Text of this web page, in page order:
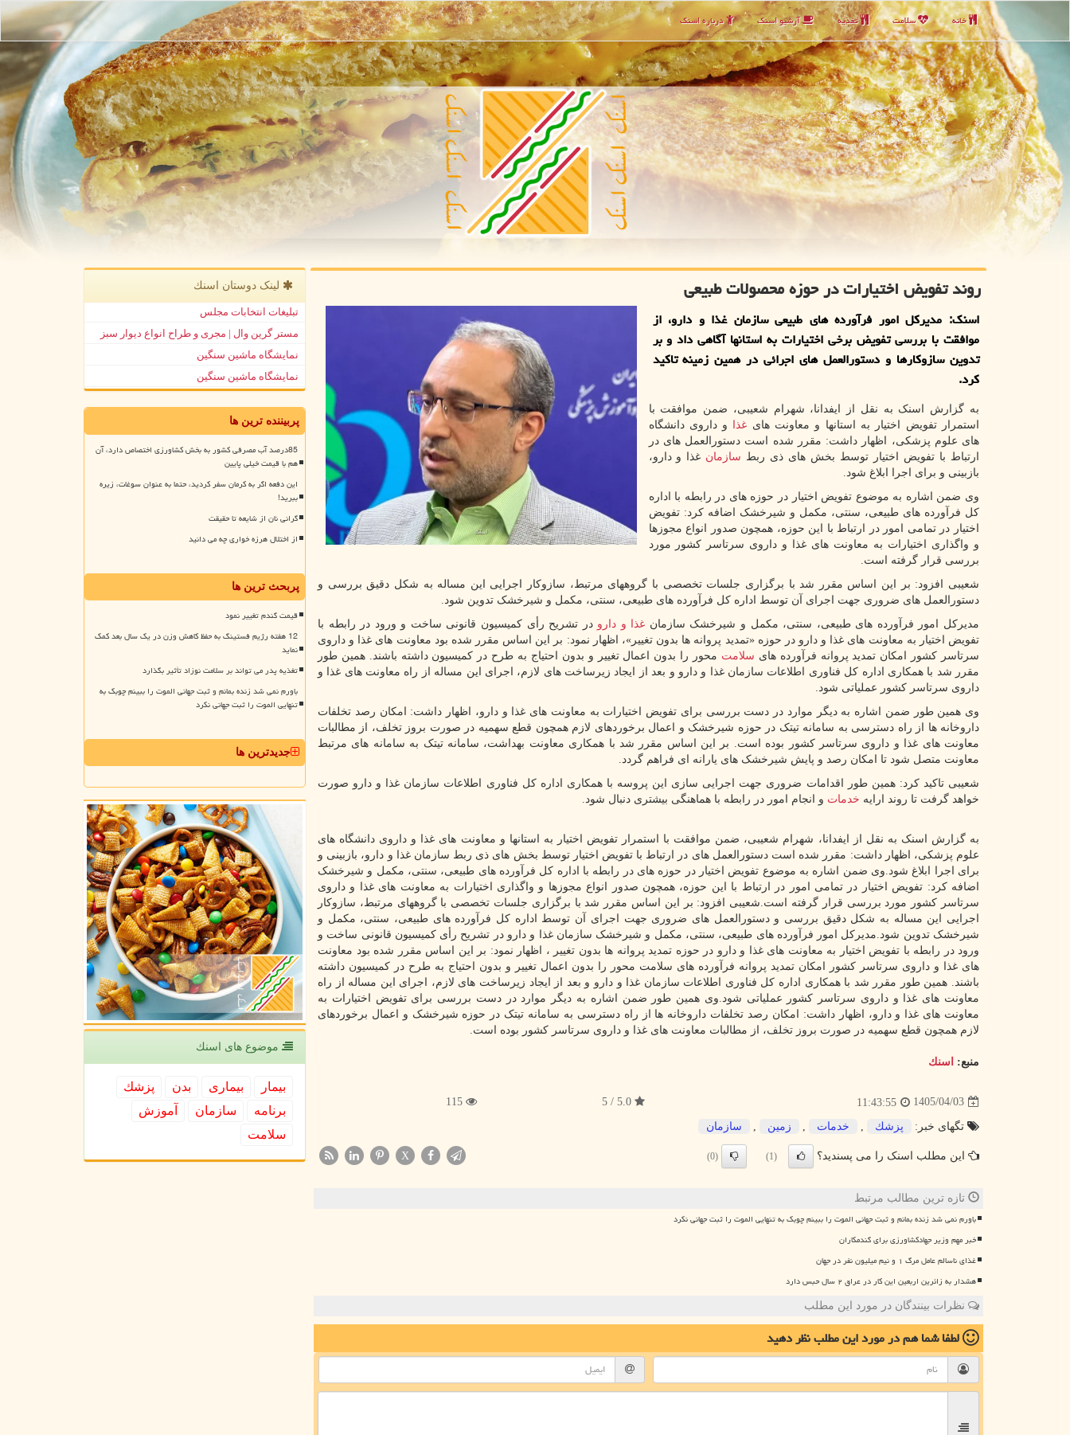
خانه سلامت تغذیه آرشیو اسنك درباره اسنك
روند تفویض اختیارات در حوزه محصولات طبیعی
اسنک: مدیرکل امور فرآورده های طبیعی سازمان غذا و دارو، از
موافقت با بررسی تفویض برخی اختیارات به استانها آگاهی داد و بر
تدوین سازوکارها و دستورالعمل های اجرائی در همین زمینه تاکید
کرد.
به گزارش اسنک به نقل از ایفدانا، شهرام شعیبی، ضمن موافقت با
استمرار تفویض اختیار به استانها و معاونت های غذا
و داروی دانشگاه
های علوم پزشکی، اظهار داشت: مقرر شده است دستورالعمل های در
ارتباط با تفویض اختیار توسط بخش های ذی ربط سازمان غذا و دارو،
بازبینی و برای اجرا ابلاغ شود.
وی ضمن اشاره به موضوع تفویض اختیار در حوزه های در رابطه با اداره
کل فرآورده های طبیعی، سنتی، مکمل و شیرخشک اضافه کرد: تفویض
اختیار در تمامی امور در ارتباط با این حوزه، همچون صدور انواع مجوزها
و واگذاری اختیارات به معاونت های غذا و داروی سرتاسر کشور مورد
بررسی قرار گرفته است.
شعیبی افزود: بر این اساس مقرر شد با برگزاری جلسات تخصصی با گروههای مرتبط، سازوکار اجرایی این مساله به شکل دقیق بررسی و
دستورالعمل های ضروری جهت اجرای آن توسط اداره کل فرآورده های طبیعی، سنتی، مکمل و شیرخشک تدوین شود.
مدیرکل امور فرآورده های طبیعی، سنتی، مکمل و شیرخشک سازمان غذا و دارو در تشریح رأی کمیسیون قانونی ساخت و ورود در رابطه با
تفویض اختیار به معاونت های غذا و دارو در حوزه «تمدید پروانه ها بدون تغییر»، اظهار نمود: بر این اساس مقرر شده بود معاونت های غذا و داروی
سرتاسر کشور امکان تمدید پروانه فرآورده های سلامت محور را بدون اعمال تغییر و بدون احتیاج به طرح در کمیسیون داشته باشند. همین طور
مقرر شد با همکاری اداره کل فناوری اطلاعات سازمان غذا و دارو و بعد از ایجاد زیرساخت های لازم، اجرای این مساله از راه معاونت های غذا و
داروی سرتاسر کشور عملیاتی شود.
وی همین طور ضمن اشاره به دیگر موارد در دست بررسی برای تفویض اختیارات به معاونت های غذا و دارو، اظهار داشت: امکان رصد تخلفات
داروخانه ها از راه دسترسی به سامانه تیتک در حوزه شیرخشک و اعمال برخوردهای لازم همچون قطع سهمیه در صورت بروز تخلف، از مطالبات
معاونت های غذا و داروی سرتاسر کشور بوده است. بر این اساس مقرر شد با همکاری معاونت بهداشت، سامانه تیتک به سامانه های مرتبط
معاونت متصل شود تا امکان رصد و پایش شیرخشک های یارانه ای فراهم گردد.
شعیبی تاکید کرد: همین طور اقدامات ضروری جهت اجرایی سازی این پروسه با همکاری اداره کل فناوری اطلاعات سازمان غذا و دارو صورت
خواهد گرفت تا روند ارایه خدمات و انجام امور در رابطه با هماهنگی بیشتری دنبال شود.
به گزارش اسنک به نقل از ایفدانا، شهرام شعیبی، ضمن موافقت با استمرار تفویض اختیار به استانها و معاونت های غذا و داروی دانشگاه های
علوم پزشکی، اظهار داشت: مقرر شده است دستورالعمل های در ارتباط با تفویض اختیار توسط بخش های ذی ربط سازمان غذا و دارو، بازبینی و
برای اجرا ابلاغ شود.وی ضمن اشاره به موضوع تفویض اختیار در حوزه های در رابطه با اداره کل فرآورده های طبیعی، سنتی، مکمل و شیرخشک
اضافه کرد: تفویض اختیار در تمامی امور در ارتباط با این حوزه، همچون صدور انواع مجوزها و واگذاری اختیارات به معاونت های غذا و داروی
سرتاسر کشور مورد بررسی قرار گرفته است.شعیبی افزود: بر این اساس مقرر شد با برگزاری جلسات تخصصی با گروههای مرتبط، سازوکار
اجرایی این مساله به شکل دقیق بررسی و دستورالعمل های ضروری جهت اجرای آن توسط اداره کل فرآورده های طبیعی، سنتی، مکمل و
شیرخشک تدوین شود.مدیرکل امور فرآورده های طبیعی، سنتی، مکمل و شیرخشک سازمان غذا و دارو در تشریح رأی کمیسیون قانونی ساخت و
ورود در رابطه با تفویض اختیار به معاونت های غذا و دارو در حوزه تمدید پروانه ها بدون تغییر ، اظهار نمود: بر این اساس مقرر شده بود معاونت
های غذا و داروی سرتاسر کشور امکان تمدید پروانه فرآورده های سلامت محور را بدون اعمال تغییر و بدون احتیاج به طرح در کمیسیون داشته
باشند. همین طور مقرر شد با همکاری اداره کل فناوری اطلاعات سازمان غذا و دارو و بعد از ایجاد زیرساخت های لازم، اجرای این مساله از راه
معاونت های غذا و داروی سرتاسر کشور عملیاتی شود.وی همین طور ضمن اشاره به دیگر موارد در دست بررسی برای تفویض اختیارات به
معاونت های غذا و دارو، اظهار داشت: امکان رصد تخلفات داروخانه ها از راه دسترسی به سامانه تیتک در حوزه شیرخشک و اعمال برخوردهای
لازم همچون قطع سهمیه در صورت بروز تخلف، از مطالبات معاونت های غذا و داروی سرتاسر کشور بوده است.
منبع: اسنك
1405/04/03
11:43:55
5.0 / 5
115
تگهای خبر: پزشك خدمات زمین سازمان
این مطلب اسنک را می پسندید؟ (1)
(0)
X
تازه ترین مطالب مرتبط
باورم نمی شد زنده بمانم و ثبت جهانی الموت را ببینم چوبک به تنهایی الموت را ثبت جهانی نکرد
خبر مهم وزیر جهادکشاورزی برای گندمکاران
غذای ناسالم عامل مرگ ۱ و نیم میلیون نفر در جهان
هشدار به زائرین اربعین این کار در عراق ۲ سال حبس دارد
نظرات بینندگان در مورد این مطلب
لطفا شما همدر مورد این مطلبنظر دهید
لینک دوستان اسنك
تبلیغات انتخابات مجلس
مستر گرین وال | مجری و طراح انواع دیوار سبز
نمایشگاه ماشین سنگین
نمایشگاه ماشین سنگین
پربیننده ترین ها
85درصد آب مصرفی کشور به بخش کشاورزی اختصاص دارد، آن
هم با قیمت خیلی پایین
این دفعه اگر به کرمان سفر کردید، حتما به عنوان سوغات، زیره
ببرید!
گرانی نان از شایعه تا حقیقت
از اختلال هرزه خواری چه می دانید
پربحث ترین ها
قیمت گندم تغییر نمود
12 هفته رژیم فستینگ به حفظ کاهش وزن در یک سال بعد کمک
نماید
تغذیه پدر می تواند بر سلامت نوزاد تأثیر بگذارد
باورم نمی شد زنده بمانم و ثبت جهانی الموت را ببینم چوبک به
تنهایی الموت را ثبت جهانی نکرد
جدیدترین ها
موضوع های اسنك
بیمار بیماری بدن
پزشك
برنامه
سازمان
آموزش
سلامت